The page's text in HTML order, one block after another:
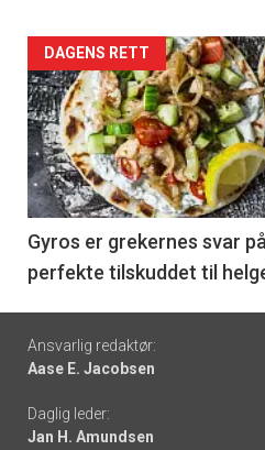
Forsiden
akkurat
nå
-
6
DAGENS RETT
Gyros er grekernes svar
perfekte tilskuddet til
Footer
-
links
Ansvarlig redaktør:
Aase E. Jacobsen
Daglig leder:
Jan H. Amundsen